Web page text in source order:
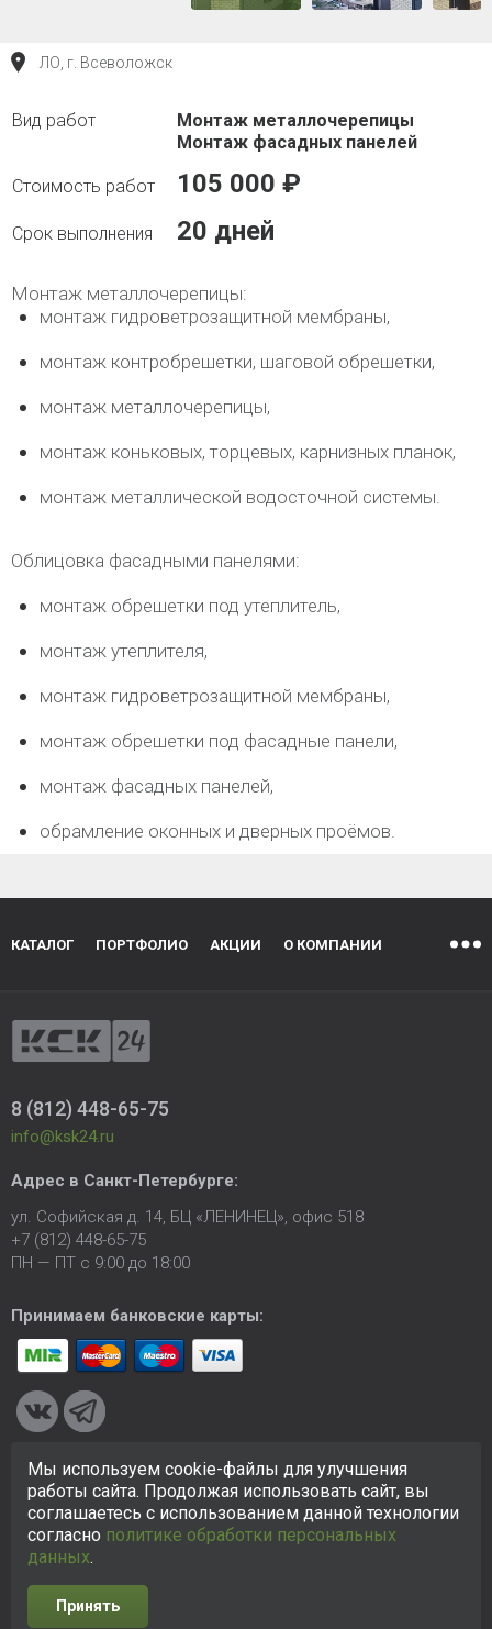
ЛО, г. Всеволожск
Монтаж металлочерепицы
Монтаж фасадных панелей
105 000 ₽
20 дней
Монтаж металлочерепицы:
монтаж гидроветрозащитной мембраны,
монтаж контробрешетки, шаговой обрешетки,
монтаж металлочерепицы,
монтаж коньковых, торцевых, карнизных планок,
монтаж металлической водосточной системы.
Облицовка фасадными панелями:
монтаж обрешетки под утеплитель,
монтаж утеплителя,
монтаж гидроветрозащитной мембраны,
монтаж обрешетки под фасадные панели,
монтаж фасадных панелей,
обрамление оконных и дверных проёмов.
КАТАЛОГ ПОРТФОЛИО АКЦИИ О КОМПАНИИ
8 (812) 448-65-75
info@ksk24.ru
Адрес в Санкт-Петербурге:
ул. Софийская д. 14, БЦ «ЛЕНИНЕЦ», офис 518
+7 (812) 448-65-75
ПН — ПТ с 9:00 до 18:00
Принимаем банковские карты:
© 2005-2026 ООО «КСК». Сайтhttps://ksk24.ruсоздан
исключительно в информационных целях и любая информация
на сайте не является публичной офертой.Политика в
отношении персональных данных
Разработка сайта
Мы используем cookie-файлы для улучшения
работы сайта. Продолжая использовать сайт, вы
соглашаетесь с использованием данной технологии
согласно политике обработки персональных
данных.
Принять